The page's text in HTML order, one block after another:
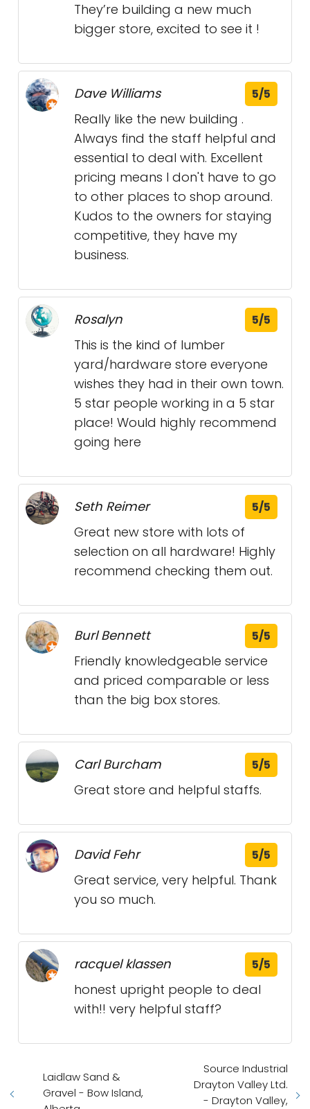
They’re building a new much
bigger store, excited to see it !
Dave Williams 5/5
Really like the new building .
Always find the staff helpful and
essential to deal with. Excellent
pricing means I don't have to go
to other places to shop around.
Kudos to the owners for staying
competitive, they have my
business.
Rosalyn 5/5
This is the kind of lumber
yard/hardware store everyone
wishes they had in their own town.
5 star people working in a 5 star
place! Would highly recommend
going here
Seth Reimer 5/5
Great new store with lots of
selection on all hardware! Highly
recommend checking them out.
Burl Bennett 5/5
Friendly knowledgeable service
and priced comparable or less
than the big box stores.
Carl Burcham 5/5
Great store and helpful staffs.
David Fehr 5/5
Great service, very helpful. Thank
you so much.
racquel klassen 5/5
honest upright people to deal
with!! very helpful staff?
Laidlaw Sand &
Gravel - Bow Island,
Source Industrial
Drayton Valley Ltd.
- Drayton Valley,